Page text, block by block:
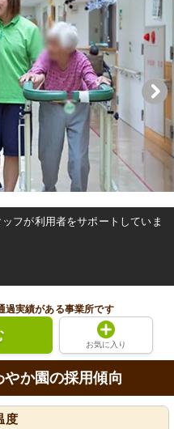
フが利用者をサポートしていま
過実績がある事業所です
お気に入り
か園の採用傾向
度